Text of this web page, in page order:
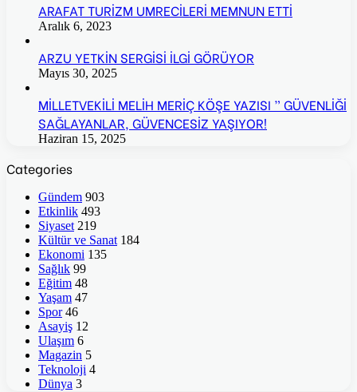
ARAFAT TURİZM UMRECİLERİ MEMNUN ETTİ
Aralık 6, 2023
ARZU YETKİN SERGİSİ İLGİ GÖRÜYOR
Mayıs 30, 2025
MİLLETVEKİLİ MELİH MERİÇ KÖŞE YAZISI ” GÜVENLİĞİ
SAĞLAYANLAR, GÜVENCESİZ YAŞIYOR!
Haziran 15, 2025
Categories
Gündem 903
Etkinlik 493
Siyaset 219
Kültür ve Sanat 184
Ekonomi 135
Sağlık 99
Eğitim 48
Yaşam 47
Spor 46
Asayiş 12
Ulaşım 6
Magazin 5
Teknoloji 4
Dünya 3